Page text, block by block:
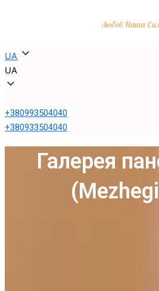
Любов Наша
UA
UA
+380993504040
+380933504040
Галерея